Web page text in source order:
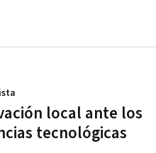
local ante los
tecnológicas